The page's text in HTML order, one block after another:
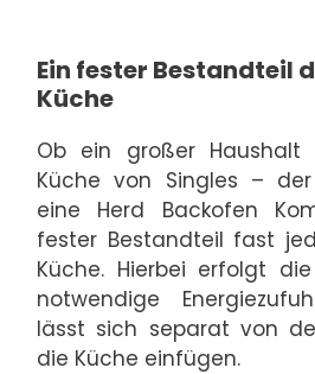
Ein fester Bestandteil
Küche
Ob ein großer Haushalt
Küche von Singles – der
eine Herd Backofen
fester Bestandteil fast
Küche. Hierbei erfolgt
notwendige
lässt sich separat von
die Küche einfügen.